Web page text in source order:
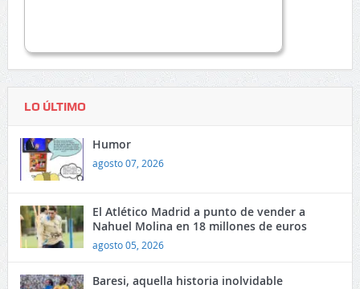
LO ÚLTIMO
Humor
agosto 07, 2026
El Atlético Madrid a punto de vender a
Nahuel Molina en 18 millones de euros
agosto 05, 2026
Baresi, aquella historia inolvidable